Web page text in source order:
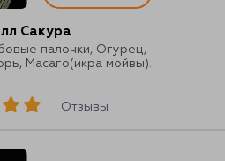
Отзывы
Сакура
палочки, Огурец,
Масаго(икра мойвы).